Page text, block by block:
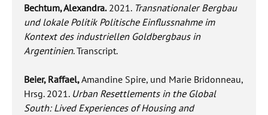
Bechtum, Alexandra.2021. Transnationaler Bergbau
und lokale Politik Politische Einflussnahme im
Kontext des industriellen Goldbergbaus in
Argentinien.Transcript.
Beier, Raffael,Amandine Spire, und Marie Bridonneau,
Hrsg. 2021. Urban Resettlements in the Global
South: Lived Experiences of Housing and